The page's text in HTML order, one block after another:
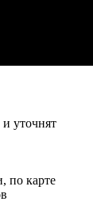
уточнят
по карте